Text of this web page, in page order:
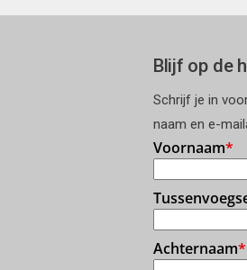
Blijf op de
Schrijf je in
naam en e-